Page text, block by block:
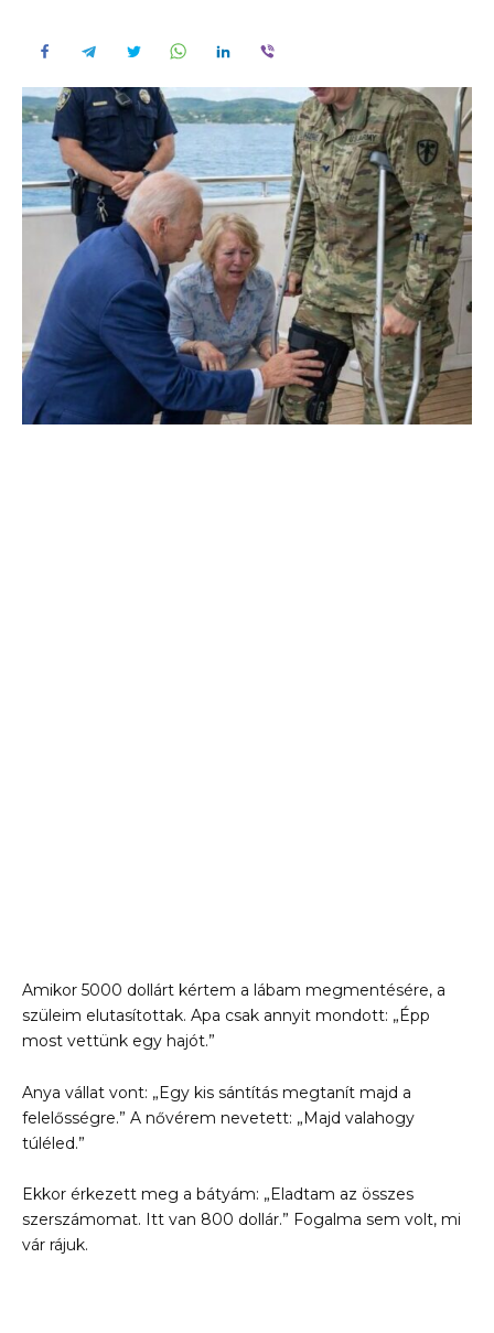
Amikor 5000 dollárt kértem a lábam megmentésére, a
szüleim elutasítottak. Apa csak annyit mondott: „Épp
most vettünk egy hajót.”
Anya vállat vont: „Egy kis sántítás megtanít majd a
felelősségre.” A nővérem nevetett: „Majd valahogy
túléled.”
Ekkor érkezett meg a bátyám: „Eladtam az összes
szerszámomat. Itt van 800 dollár.” Fogalma sem volt, mi
vár rájuk.